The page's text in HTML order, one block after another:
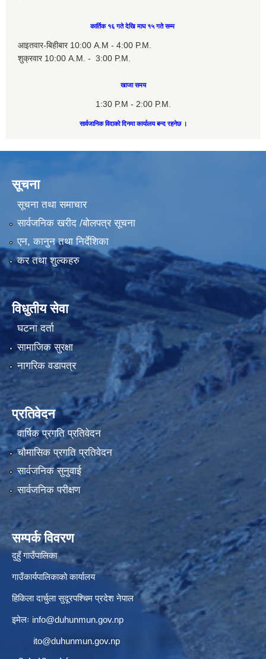
कार्तिक १६ गते देखि माघ १५ गते सम्म
आइतवार-बिहीबार 10:00 A.M - 4:00 P.M.
शुक्रवार 10:00 A.M. - 3:00 P.M.
खाजा समय
1:30 P.M - 2:00 P.M.
सार्वजानिक विदाको दिनमा कार्यालय बन्द रहनेछ ।
सूचना
सूचना तथा समाचार
सार्वजनिक खरीद /बोलपत्र सूचना
एन, कानुन तथा निर्देशिका
कर तथा शुल्कहरु
विधुतीय सेवा
घटना दर्ता
सामाजिक सुरक्षा
नागरिक वडापत्र
प्रतिवेदन
वार्षिक प्रगति प्रतिवेदन
चौमासिक प्रगति प्रतिवेदन
सार्वजनिक सुनुवाई
सार्वजनिक परीक्षण
सम्पर्क विवरण
दुहुँ गाउँपालिका
गाउँकार्यपालिकाको कार्यालय
हिकिला दार्चुला सुदूरपश्चिम प्रदेश नेपाल
इमेलः info@duhunmun.gov.np
ito@duhunmun.gov.np